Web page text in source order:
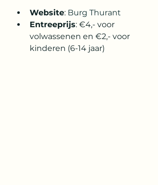
Website: Burg Thurant
Entreeprijs: €4,- voor
volwassenen en €2,- voor
kinderen (6-14 jaar)